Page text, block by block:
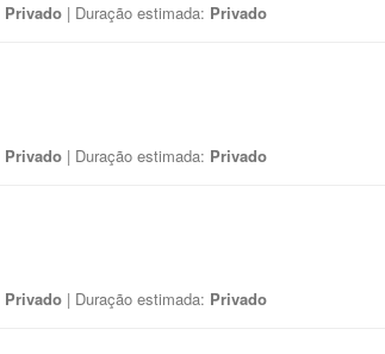
Privado | Duração estimada: Privado
Privado | Duração estimada: Privado
Privado | Duração estimada: Privado